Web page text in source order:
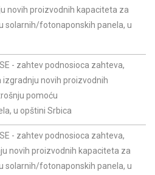
novih proizvodnih kapaciteta za
solarnih/fotonaponskih panela, u
- zahtev podnosioca zahteva,
izgradnju novih proizvodnih
pomoću
u opštini Srbica
- zahtev podnosioca zahteva,
novih proizvodnih kapaciteta za
solarnih/fotonaponskih panela, u